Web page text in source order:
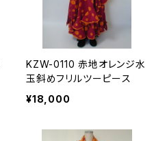
KZW-0110 赤地オレンジ水
玉斜めフリルツーピース
¥18,000